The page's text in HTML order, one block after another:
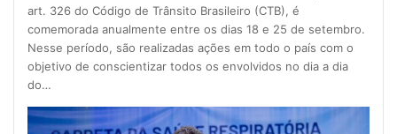
art. 326 do Código de Trânsito Brasileiro (CTB), é
comemorada anualmente entre os dias 18 e 25 de setembro.
Nesse período, são realizadas ações em todo o país com o
objetivo de conscientizar todos os envolvidos no dia a dia
do…